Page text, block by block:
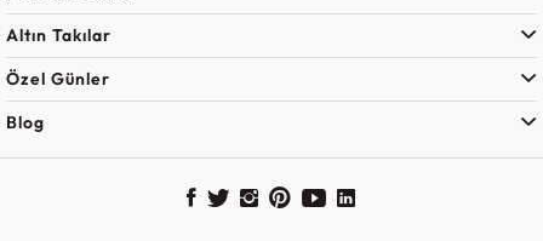
Altın Takılar
Özel Günler
Blog